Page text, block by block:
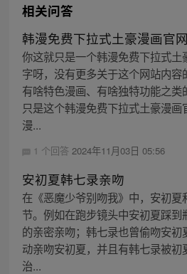
相关问答
韩漫免费下拉式土豪漫画官网
你这就只是一个韩漫免费下拉式土
字呀，没有更多关于这个网站内
有啥特色漫画、有啥独特功能之
只是这个韩漫免费下拉式土豪漫
漫...
1 个回答 2024年11月03日 05:56
安初夏韩七录亲吻
在《恶魔少爷别吻我》中，安初
节。例如在跑步镜头中安初夏踩
的亲密亲吻；韩七录也曾偷吻安初
动亲吻安初夏，并且有韩七录被
治...